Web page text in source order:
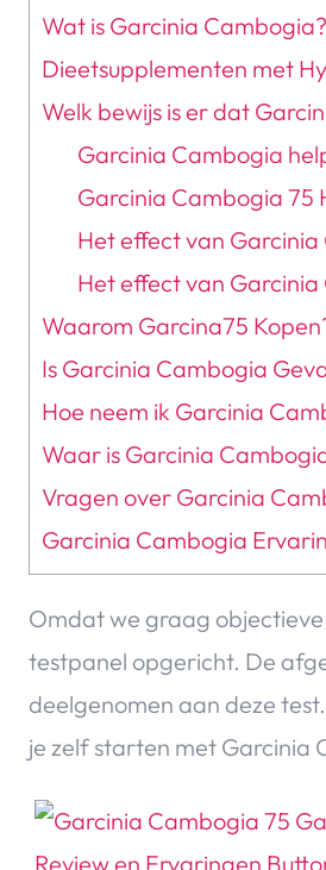
Wat is Garcinia Cambogia?
Dieetsupplementen met
Welk bewijs is er dat
Garcinia Cambogia
Garcinia Cambogia 75
Het effect van
Het effect van
Waarom Garcina75
Is Garcinia Cambogia
Hoe neem ik Garcinia
Waar is Garcinia
Vragen over Garcinia
Garcinia Cambogia
Omdat we graag
testpanel opgericht. De
deelgenomen aan deze
je zelf starten met Garcinia